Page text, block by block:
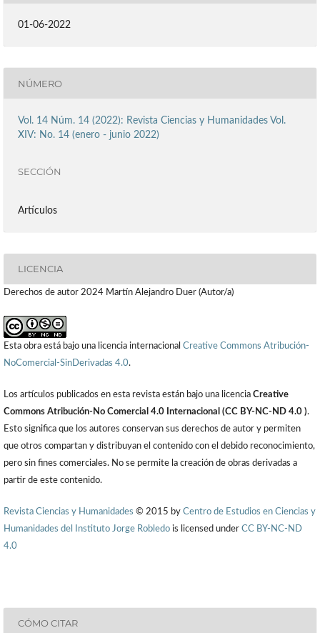
01-06-2022
NÚMERO
Vol. 14 Núm. 14 (2022): Revista Ciencias y Humanidades Vol.
XIV: No. 14 (enero - junio 2022)
SECCIÓN
Artículos
LICENCIA
Derechos de autor 2024 Martín Alejandro Duer (Autor/a)
Esta obra está bajo una licencia internacional Creative Commons Atribución-
NoComercial-SinDerivadas 4.0.
Los artículos publicados en esta revista están bajo una licencia Creative
Commons Atribución-No Comercial 4.0 Internacional (CC BY-NC-ND 4.0 ).
Esto significa que los autores conservan sus derechos de autor y permiten
que otros compartan y distribuyan el contenido con el debido reconocimiento,
pero sin fines comerciales. No se permite la creación de obras derivadas a
partir de este contenido.
Revista Ciencias y Humanidades © 2015 by Centro de Estudios en Ciencias y
Humanidades del Instituto Jorge Robledo is licensed under CC BY-NC-ND
4.0
CÓMO CITAR